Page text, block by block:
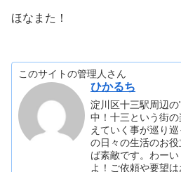
ほなまた！
このサイトの管理人さん
ひかるち
淀川区十三駅周辺
中！十三という街
えていく事が巡り
の日々の生活のお
ば素敵です。わー
よ！ご依頼や要望